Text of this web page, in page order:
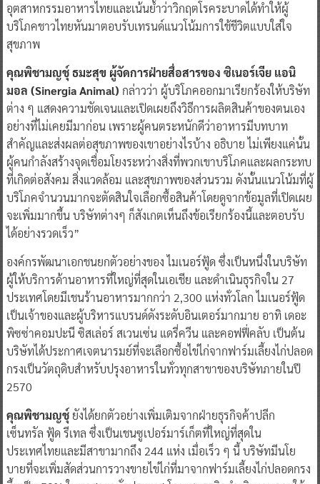
อุตสาหกรรมอาหารไทยและเน้นย้ำว่าวิกฤตโรคระบาดได้ทำให้ผู้
บริโภคชาวไทยหันมาตอบรับเทรนด์แนวโน้มการใช้ชีวิตแบบใส่ใจ
สุขภาพ
คุณพิชามญชุ์ ธมะสุข ผู้จัดการฝ่ายสื่อสารของ ซิเนอร์เจีย แอนิ
มอล (Sinergia Animal) กล่าวว่า ผู้บริโภคออกมาเรียกร้องให้บริษัท
ต่าง ๆ แสดงความชัดเจนและเปิดเผยถึงวิธีการผลิตสินค้าของตนเอง
อย่างที่ไม่เคยมีมาก่อน เพราะผู้คนตระหนักดีว่าอาหารมีบทบาท
สำคัญและส่งผลต่อสุขภาพของเขาอย่างไรบ้าง อธิบาย ไม่เพียงแค่นั้น
ผู้คนกำลังสร้างจุดเชื่อมโยงระหว่างสิ่งที่พวกเขาบริโภคและผลกระทบ
ที่เกิดต่อสังคม สิ่งแวดล้อม และสุขภาพของส่วนรวม ดังนั้นแนวโน้มที่ผู้
บริโภคจำนวนมากจะตัดสินใจเลือกซื้อสินค้าโดยดูจากข้อมูลที่เปิดเผย
จะเพิ่มมากขึ้น บริษัทต่างๆ ก็สังเกตเห็นถึงข้อเรียกร้องนี้และตอบรับ
ได้อย่างรวดเร็ว”
องค์กรพัฒนาเอกชนยกตัวอย่างของ ไมเนอร์ฟู้ด ซึ่งเป็นหนึ่งในบริษัท
ผู้ให้บริการด้านอาหารที่ใหญ่ที่สุดในเอเชีย และดำเนินธุรกิจใน 27
ประเทศโดยมีเชนร้านอาหารมากกว่า 2,300 แห่งทั่วโลก ไมเนอร์ฟู้ด
เป็นเจ้าของและผู้บริหารแบรนด์ดังระดับอินเตอร์มากมาย อาทิ เดอะ
พิซซ่าคอมปะนี ซิสเล่อร์ สเวนเซ่น แดรี่ควีน และคอฟฟี่คลับ เป็นต้น
บริษัทได้ประกาศเจตนารมย์ที่จะเลือกซื้อไข่ไก่จากฟาร์มเลี้ยงไก่ปลอด
กรงเป็นวัตถุดิบสำหรับปรุงอาหารในทั่วทุกสาขาของบริษัทภายในปี
2570
คุณพิชามญชุ์ ยังได้ยกตัวอย่างเพิ่มเติมจากฝ่ายธุรกิจค้าปลีก
เซ็นทรัล ฟู้ด รีเทล ซึ่งเป็นเชนซูเปอร์มาร์เก็ตที่ใหญ่ที่สุดใน
ประเทศไทยและมีสาขามากถึง 244 แห่ง เมื่อเร็ว ๆ นี้ บริษัทมีนโย
บายที่จะเพิ่มสัดส่วนการวางขายไข่ไก่ที่มาจากฟาร์มเลี้ยงไก่ปลอดกรง